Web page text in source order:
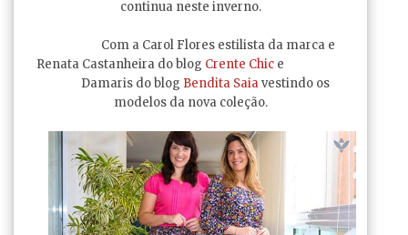
continua neste inverno.
Com a Carol Flores estilista da marca e
Renata Castanheira do blog Crente Chic e
Damaris do blog Bendita Saiavestindo os
modelos da nova coleção.